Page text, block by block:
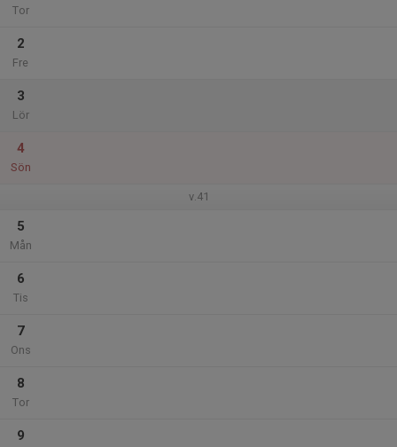
Tor
2
Fre
3
Lör
4
Sön
v.41
5
Mån
6
Tis
7
Ons
8
Tor
9